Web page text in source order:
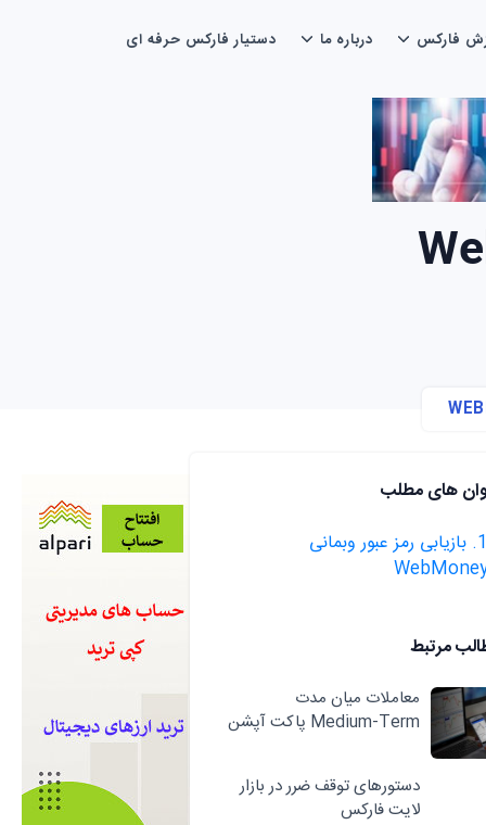
فارکس درباره ما دستیار فارکس حرفه ای
های مطلب
1. بازیابی رمز عبور وبمانی
مرتبط
معاملات میان مدت
Medium-Term پاکت آپشن
دستورهای توقف ضرر در بازار
لایت فارکس